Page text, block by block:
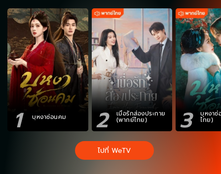
1 บุหงาซ่อนคม 2 เมื่อรักส่องประกาย
(พากย์ไทย) 3 บุหงา
ไทย)
ไปที่ WeTV